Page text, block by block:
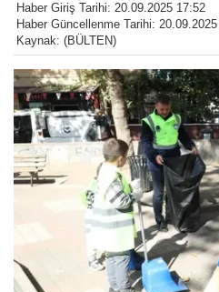
Haber Giriş Tarihi: 20.09.2025 17:52
Haber Güncellenme Tarihi:
Kaynak: (BÜLTEN)